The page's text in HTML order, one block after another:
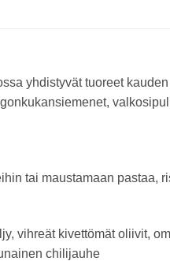
yhdistyvät tuoreet
tai maustamaan pastaa,
vihreät kivettömät oliivit,
chilijauhe